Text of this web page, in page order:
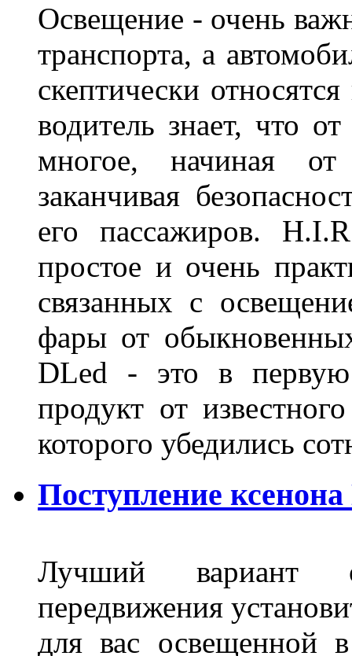
Освещение - очень
транспорта, а
скептически
водитель знает, что
многое, начиная
заканчивая
его пассажиров.
простое и очень
связанных с
фары от
DLed - это в первую
продукт от
которого убедились
Поступление
Лучший вариант
передвижения
для вас освещенной